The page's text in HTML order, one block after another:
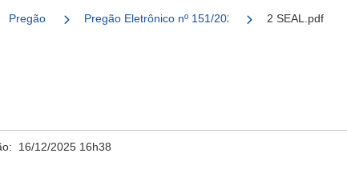
Pregão Pregão Eletrônico nº 151/2025 - SESAU2 SEAL.pdf
16/12/2025 16h38